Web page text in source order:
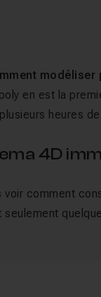
modéliser
en est la
heures
4D
voir comment
seulement